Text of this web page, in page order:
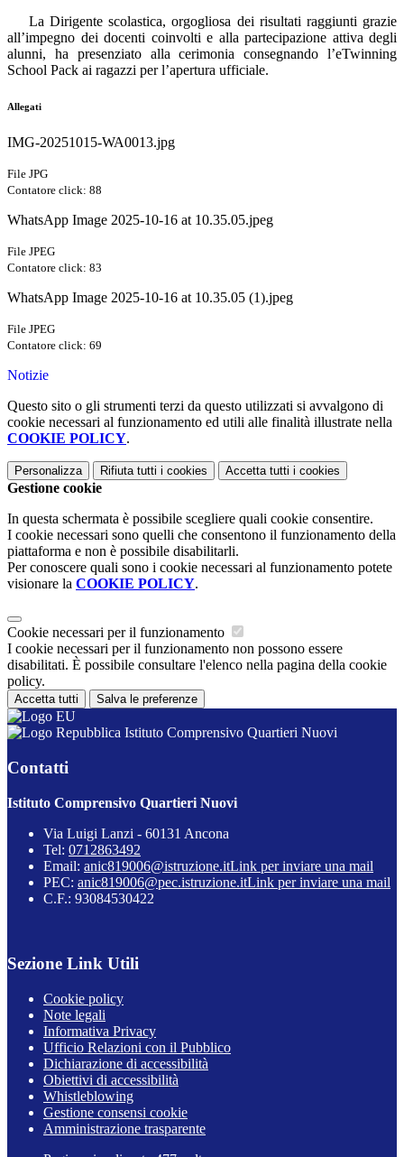
La Dirigente scolastica, orgogliosa dei risultati raggiunti grazie
all’impegno dei docenti coinvolti e alla partecipazione attiva degli
alunni, ha presenziato alla cerimonia consegnando l’eTwinning
School Pack ai ragazzi per l’apertura ufficiale.
Allegati
IMG-20251015-WA0013.jpg
File JPG
Contatore click: 88
WhatsApp Image 2025-10-16 at 10.35.05.jpeg
File JPEG
Contatore click: 83
WhatsApp Image 2025-10-16 at 10.35.05 (1).jpeg
File JPEG
Contatore click: 69
Notizie
Questo sito o gli strumenti terzi da questo utilizzati si avvalgono di
cookie necessari al funzionamento ed utili alle finalità illustrate nella
COOKIE POLICY.
Personalizza Rifiuta tutti i cookies Accetta tutti i cookies
Gestione cookie
In questa schermata è possibile scegliere quali cookie consentire.
I cookie necessari sono quelli che consentono il funzionamento della
piattaforma e non è possibile disabilitarli.
Per conoscere quali sono i cookie necessari al funzionamento potete
visionare la COOKIE POLICY.
Cookie necessari per il funzionamento
I cookie necessari per il funzionamento non possono essere
disabilitati. È possibile consultare l'elenco nella pagina della cookie
policy.
Accetta tutti Salva le preferenze
Istituto Comprensivo Quartieri Nuovi
Contatti
Istituto Comprensivo Quartieri Nuovi
Via Luigi Lanzi - 60131 Ancona
Tel: 0712863492
Email: anic819006@istruzione.itLink per inviare una mail
PEC: anic819006@pec.istruzione.itLink per inviare una mail
C.F.: 93084530422
Sezione Link Utili
Cookie policy
Note legali
Informativa Privacy
Ufficio Relazioni con il Pubblico
Dichiarazione di accessibilità
Obiettivi di accessibilità
Whistleblowing
Gestione consensi cookie
Amministrazione trasparente